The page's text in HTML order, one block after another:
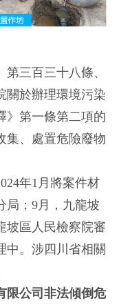
三百三十八條、
關於辦理環境污染
》第一條第二項的
集、處置危險廢物
年1月將案件材
局；9月，九龍坡
坡區人民檢察院審
中。涉四川省相關
限公司非法傾倒危